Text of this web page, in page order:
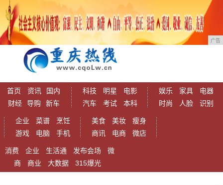
广告
首页 资讯
国内
财经
导购 新车
科技 明星
电影
汽车
考试 本科
娱乐 家具
电器
时尚
人脸 识别
企业 菜谱
烹饪
游戏
电脑 手机
美食 美妆
瘦身
商讯
电商 微店
消费 企业 生活通 发布会场
微
商
商业 大数据 315爆光